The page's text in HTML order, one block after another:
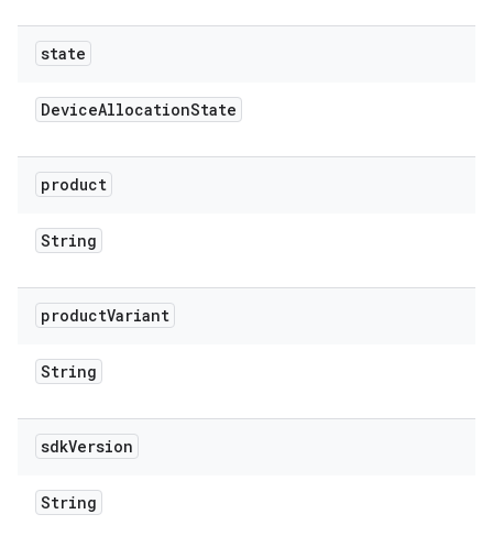
state
DeviceAllocationState
product
String
productVariant
String
sdkVersion
String